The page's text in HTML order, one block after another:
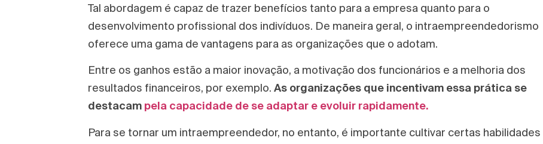
Tal abordagem é capaz de trazer benefícios tanto para a empresa quanto para o
desenvolvimento profissional dos indivíduos. De maneira geral, o intraempreendedorismo
oferece uma gama de vantagens para as organizações que o adotam.
Entre os ganhos estão a maior inovação, a motivação dos funcionários e a melhoria dos
resultados financeiros, por exemplo. As organizações que incentivam essa prática se
destacam pela capacidade de se adaptar e evoluir rapidamente.
Para se tornar um intraempreendedor, no entanto, é importante cultivar certas habilidades